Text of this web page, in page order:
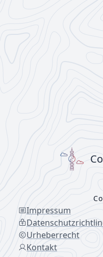
Impressum
Urheberrecht
Kontakt